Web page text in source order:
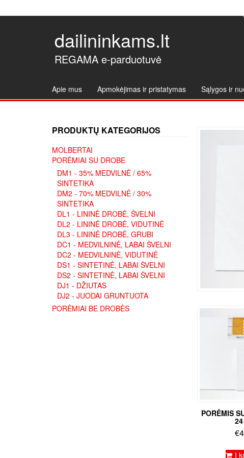
dailininkams.lt
REGAMA e-parduotuvė
Apie mus Apmokėjimas ir pristatymas Sąlygos ir
PRODUKTŲ KATEGORIJOS
MOLBERTAI
PORĖMIAI SU DROBE
DM1 - 35% MEDVILNĖ / 65%
SINTETIKA
DM2 - 70% MEDVILNĖ / 30%
SINTETIKA
DL1 - LININĖ DROBĖ, ŠVELNI
DL2 - LININĖ DROBĖ, VIDUTINĖ
DL3 - LININĖ DROBĖ, GRUBI
DC1 - MEDVILNINĖ, LABAI ŠVELNI
DC2 - MEDVILNINĖ, VIDUTINĖ
DS1 - SINTETINĖ, LABAI ŠVELNI
DS2 - SINTETINĖ, LABAI ŠVELNI
DJ1 - DŽIUTAS
DJ2 - JUODAI GRUNTUOTA
PORĖMIAI BE DROBĖS
PORĖMIS
€
Į